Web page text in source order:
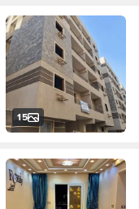
15